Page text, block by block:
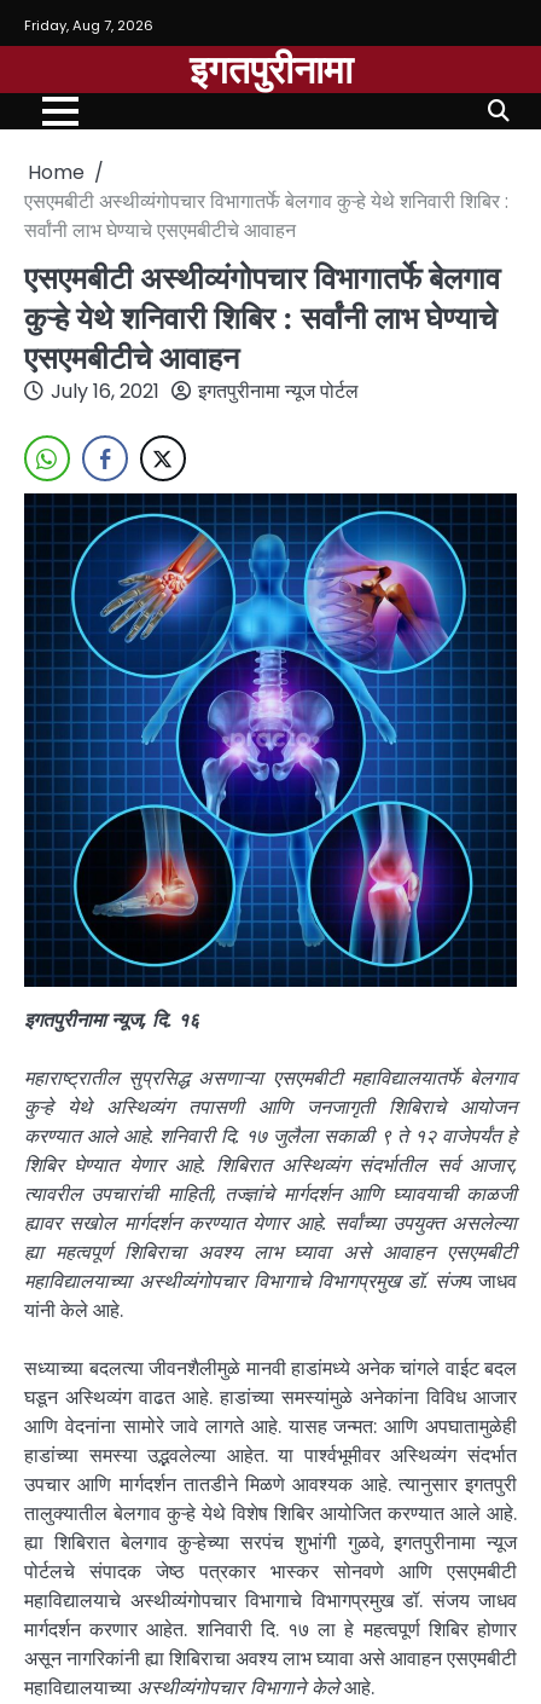
Friday, Aug 7, 2026
इगतपुरीनामा
Home
एसएमबीटी अस्थीव्यंगोपचार विभागातर्फे बेलगाव कुऱ्हे येथे शनिवारी शिबिर :
सर्वांनी लाभ घेण्याचे एसएमबीटीचे आवाहन
एसएमबीटी अस्थीव्यंगोपचार विभागातर्फे बेलगाव
कुऱ्हे येथे शनिवारी शिबिर : सर्वांनी लाभ घेण्याचे
एसएमबीटीचे आवाहन
July 16, 2021 इगतपुरीनामा न्यूज पोर्टल
इगतपुरीनामा न्यूज, दि. १६
महाराष्ट्रातील सुप्रसिद्ध असणाऱ्या एसएमबीटी महाविद्यालयातर्फे बेलगाव
कुऱ्हे येथे अस्थिव्यंग तपासणी आणि जनजागृती शिबिराचे आयोजन
करण्यात आले आहे. शनिवारी दि. १७ जुलैला सकाळी ९ ते १२ वाजेपर्यंत हे
शिबिर घेण्यात येणार आहे. शिबिरात अस्थिव्यंग संदर्भातील सर्व आजार,
त्यावरील उपचारांची माहिती, तज्ज्ञांचे मार्गदर्शन आणि घ्यावयाची काळजी
ह्यावर सखोल मार्गदर्शन करण्यात येणार आहे. सर्वांच्या उपयुक्त असलेल्या
ह्या महत्वपूर्ण शिबिराचा अवश्य लाभ घ्यावा असे आवाहन एसएमबीटी
महाविद्यालयाच्या अस्थीव्यंगोपचार विभागाचे विभागप्रमुख डॉ. संजय जाधव
यांनी केले आहे.
सध्याच्या बदलत्या जीवनशैलीमुळे मानवी हाडांमध्ये अनेक चांगले वाईट बदल
घडून अस्थिव्यंग वाढत आहे. हाडांच्या समस्यांमुळे अनेकांना विविध आजार
आणि वेदनांना सामोरे जावे लागते आहे. यासह जन्मत: आणि अपघातामुळेही
हाडांच्या समस्या उद्भवलेल्या आहेत. या पार्श्वभूमीवर अस्थिव्यंग संदर्भात
उपचार आणि मार्गदर्शन तातडीने मिळणे आवश्यक आहे. त्यानुसार इगतपुरी
तालुक्यातील बेलगाव कुऱ्हे येथे विशेष शिबिर आयोजित करण्यात आले आहे.
ह्या शिबिरात बेलगाव कुऱ्हेच्या सरपंच शुभांगी गुळवे, इगतपुरीनामा न्यूज
पोर्टलचे संपादक जेष्ठ पत्रकार भास्कर सोनवणे आणि एसएमबीटी
महाविद्यालयाचे अस्थीव्यंगोपचार विभागाचे विभागप्रमुख डॉ. संजय जाधव
मार्गदर्शन करणार आहेत. शनिवारी दि. १७ ला हे महत्वपूर्ण शिबिर होणार
असून नागरिकांनी ह्या शिबिराचा अवश्य लाभ घ्यावा असे आवाहन एसएमबीटी
महाविद्यालयाच्या अस्थीव्यंगोपचार विभागाने केलेआहे.